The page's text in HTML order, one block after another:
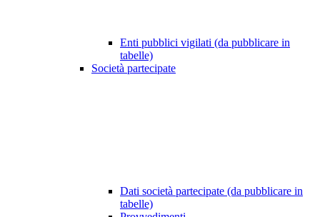
Enti pubblici vigilati (da pubblicare in
tabelle)
Società partecipate
Dati società partecipate (da pubblicare in
tabelle)